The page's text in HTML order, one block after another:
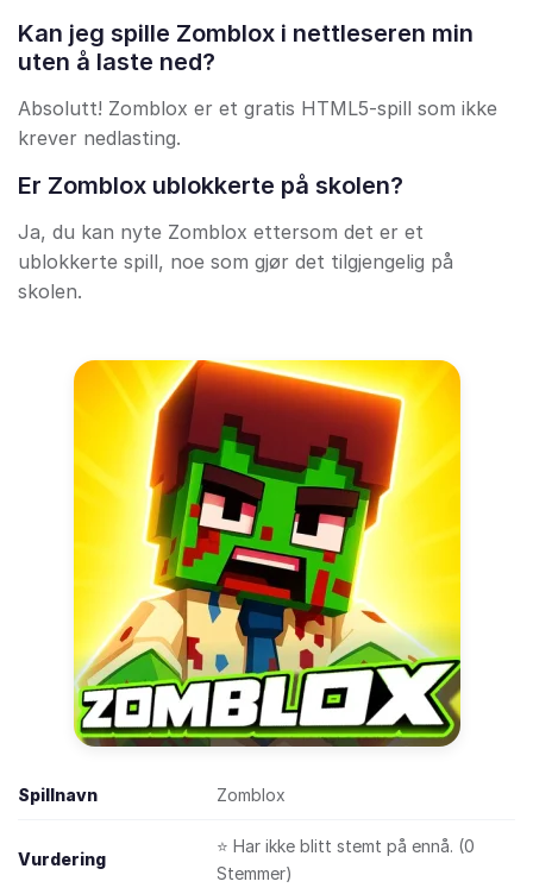
Kan jeg spille Zomblox i nettleseren min
uten å laste ned?
Absolutt! Zomblox er et gratis HTML5-spill som ikke
krever nedlasting.
Er Zomblox ublokkerte på skolen?
Ja, du kan nyte Zomblox ettersom det er et
ublokkerte spill, noe som gjør det tilgjengelig på
skolen.
Spillnavn Zomblox
Vurdering
⭐ Har ikke blitt stemt på ennå. (0
Stemmer)